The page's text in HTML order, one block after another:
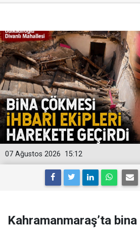
15:12
07 Ağustos 2026
Kahramanmaraş’ta